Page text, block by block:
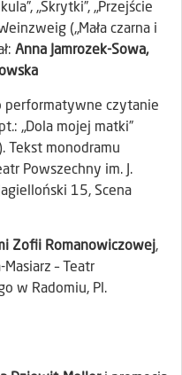
„Skrytki”, „Przejście
(„Mała czarna i
Anna Jamrozek-Sowa,
performatywne czytanie
„Dola mojej matki”
Tekst monodramu
Powszechny im. J.
15, Scena
Zofii Romanowiczowej,
– Teatr
w Radomiu, Pl.